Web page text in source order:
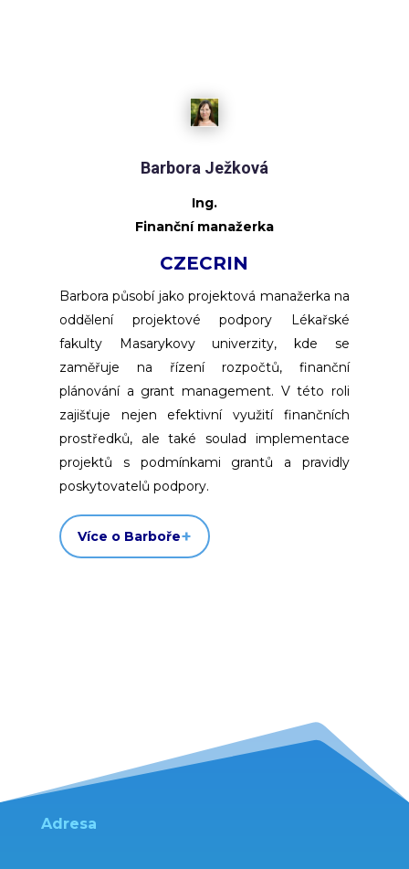
Barbora Ježková
Ing.
Finanční manažerka
CZECRIN
Barbora působí jako projektová manažerka na
oddělení projektové podpory Lékařské
fakulty Masarykovy univerzity, kde se
zaměřuje na řízení rozpočtů, finanční
plánování a grant management. V této roli
zajišťuje nejen efektivní využití finančních
prostředků, ale také soulad implementace
projektů s podmínkami grantů a pravidly
poskytovatelů podpory.
Více o Barboře
Adresa